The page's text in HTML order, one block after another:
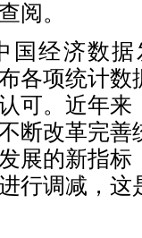
阅。
国经济数
各项统计数
可。近年来
断改革完善
展的新指标
行调减，